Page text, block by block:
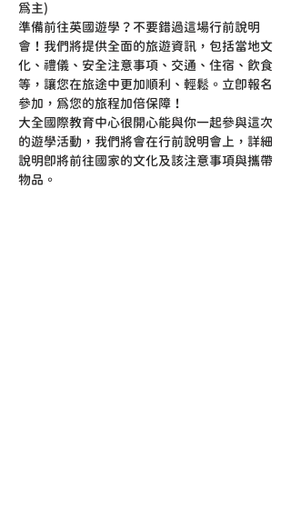
為主)
準備前往英國遊學？不要錯過這場行前說明
會！我們將提供全面的旅遊資訊，包括當地文
化、禮儀、安全注意事項、交通、住宿、飲食
等，讓您在旅途中更加順利、輕鬆。立即報名
參加，為您的旅程加倍保障！
大全國際教育中心很開心能與你一起參與這次
的遊學活動，我們將會在行前說明會上，詳細
說明即將前往國家的文化及該注意事項與攜帶
物品。